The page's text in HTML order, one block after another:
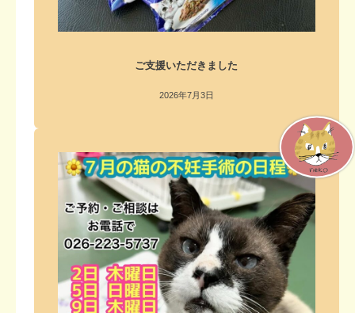
ご支援いただきました
2026年7月3日